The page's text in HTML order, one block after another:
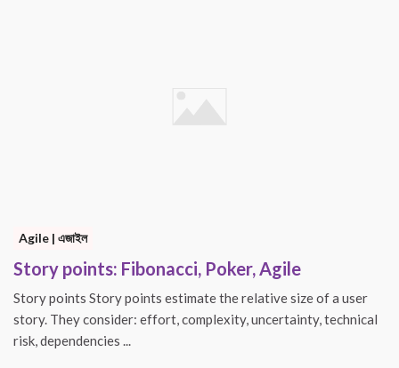
Agile | এজাইল
Story points: Fibonacci, Poker, Agile
Story points Story points estimate the relative size of a user
story. They consider: effort, complexity, uncertainty, technical
risk, dependencies ...